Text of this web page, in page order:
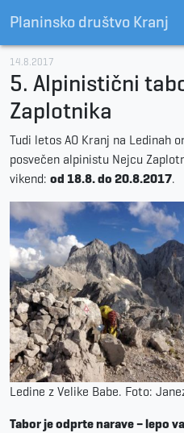
Planinsko društvo Kranj
14.8.2017
5. Alpinistični
Zaplotnika
Tudi letos AO Kranj na Ledinah
posvečen alpinistu Nejcu
vikend: od 18.8. do 20.8.2017.
Ledine z Velike Babe. Foto:
Tabor je odprte narave – lepo